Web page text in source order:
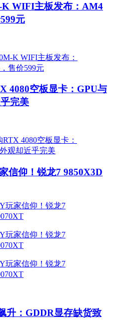
WIFI主板发布：AM4
元
4080空板显卡：GPU与
完美
信仰！锐龙7 9850X3D
升：GDDR显存缺货致